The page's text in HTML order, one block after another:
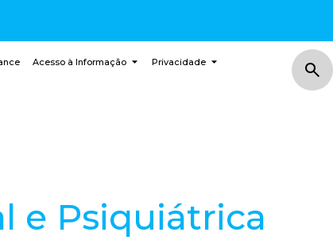
Acesso à Informação Privacidade
e Psiquiátrica